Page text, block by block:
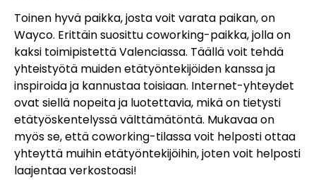
Toinen hyvä paikka, josta voit varata paikan, on
Wayco. Erittäin suosittu coworking-paikka, jolla on
kaksi toimipistettä Valenciassa. Täällä voit tehdä
yhteistyötä muiden etätyöntekijöiden kanssa ja
inspiroida ja kannustaa toisiaan. Internet-yhteydet
ovat siellä nopeita ja luotettavia, mikä on tietysti
etätyöskentelyssä välttämätöntä. Mukavaa on
myös se, että coworking-tilassa voit helposti ottaa
yhteyttä muihin etätyöntekijöihin, joten voit helposti
laajentaa verkostoasi!